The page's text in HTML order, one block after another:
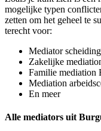
mogelijke typen
zetten om het geheel te
terecht voor:
Mediator
Zakelijke
Familie mediation
Mediation
En meer
Alle mediators uit